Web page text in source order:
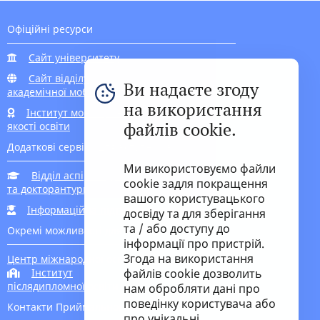
Офіційні ресурси
Сайт університету
Сайт відділу
академічної мобільності
Інститут моніторингу
якості освіти
Додаткові сервіси для вступників
Відділ аспірантури
та докторантури
Інформаційна підтримка вступника
Окремі можливості для вступу
Центр міжнародної освіти
Інститут
післядипломної освіти
Контакти Приймальної комісії
Ви надаєте згоду
на використання
файлів cookie.
Ми використовуємо файли
cookie задля покращення
вашого користувацького
досвіду та для зберігання
та / або доступу до
інформації про пристрій.
Згода на використання
файлів cookie дозволить
нам обробляти дані про
поведінку користувача або